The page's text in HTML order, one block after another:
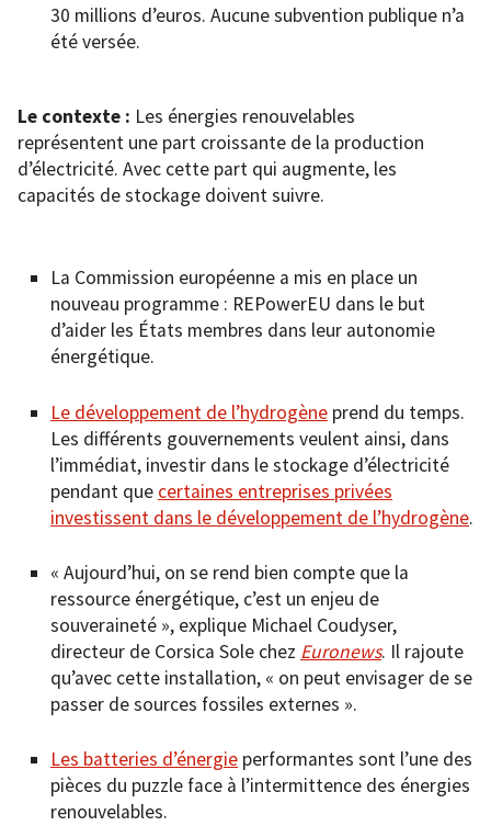
30 millions d’euros. Aucune subvention publique n’a
été versée.
Le contexte : Les énergies renouvelables
représentent une part croissante de la production
d’électricité. Avec cette part qui augmente, les
capacités de stockage doivent suivre.
La Commission européenne a mis en place un
nouveau programme : REPowerEU dans le but
d’aider les États membres dans leur autonomie
énergétique.
Le développement de l’hydrogène prend du temps.
Les différents gouvernements veulent ainsi, dans
l’immédiat, investir dans le stockage d’électricité
pendant que certaines entreprises privées
investissent dans le développement de l’hydrogène.
« Aujourd’hui, on se rend bien compte que la
ressource énergétique, c’est un enjeu de
souveraineté », explique Michael Coudyser,
directeur de Corsica Sole chez Euronews. Il rajoute
qu’avec cette installation, « on peut envisager de se
passer de sources fossiles externes ».
Les batteries d’énergie performantes sont l’une des
pièces du puzzle face à l’intermittence des énergies
renouvelables.